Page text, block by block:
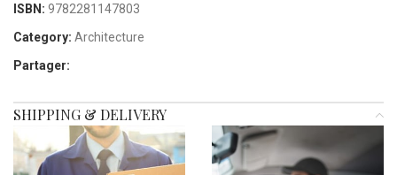
ISBN: 9782281147803
Category: Architecture
Partager:
SHIPPING & DELIVERY